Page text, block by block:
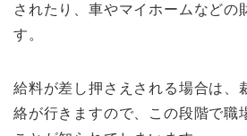
されたり、車やマイホームなどの
す。
給料が差し押さえされる場合は、
絡が行きますので、この段階で職